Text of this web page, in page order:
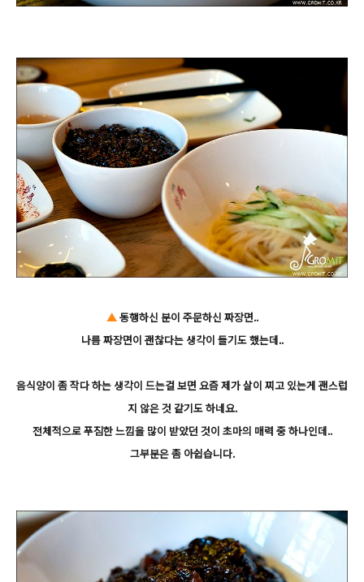
▲동행하신 분이 주문하신 짜장면..
나름 짜장면이 괜찮다는 생각이 들기도 했는데..
음식양이 좀 작다 하는 생각이 드는걸 보면 요즘 제가 살이 찌고 있는게 괜스럽
지 않은 것 같기도 하네요.
전체적으로 푸짐한 느낌을 많이 받았던 것이 초마의 매력 중 하나인데..
그부분은 좀 아쉽습니다.